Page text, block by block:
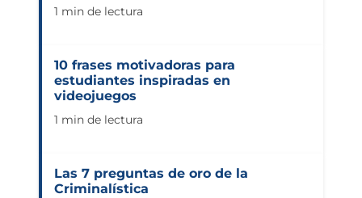
1 min de lectura
10 frases motivadoras para
estudiantes inspiradas en
videojuegos
1 min de lectura
Las 7 preguntas de oro de la
Criminalística